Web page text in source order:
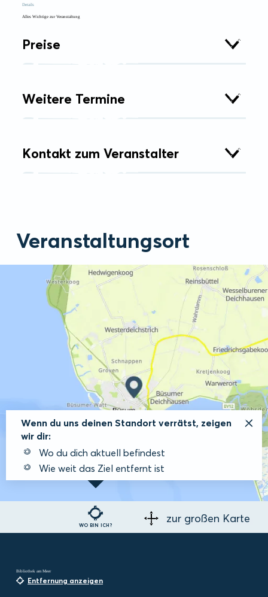
Details
Alles Wichtige zur Veranstaltung
Preise
Weitere Termine
Kontakt zum Veranstalter
Veranstaltungsort
WO BIN ICH?
Wenn du uns deinen Standort verrätst, zeigen
wir dir:
Wo du dich aktuell befindest
Wie weit das Ziel entfernt ist
zur großen Karte
Bibliothek am Meer
Entfernung anzeigen